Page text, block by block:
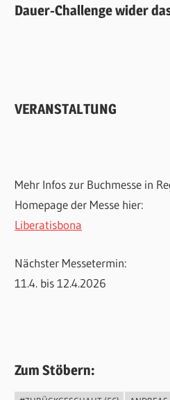
Dauer-Challenge wider
VERANSTALTUNG
Mehr Infos zur Buchmesse in
Homepage der Messe hier:
Liberatisbona
Nächster Messetermin:
11.4. bis 12.4.2026
Zum Stöbern: